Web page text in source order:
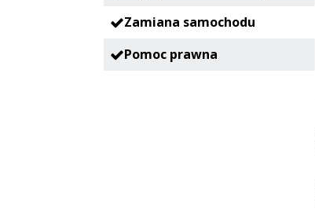
Zamiana samochodu
Pomoc prawna